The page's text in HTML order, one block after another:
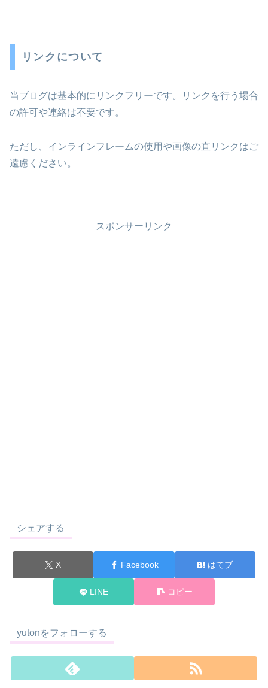
リンクについて
当ブログは基本的にリンクフリーです。リンクを行う場合
の許可や連絡は不要です。
ただし、インラインフレームの使用や画像の直リンクはご
遠慮ください。
スポンサーリンク
シェアする
X Facebook はてブ
LINE コピー
yutonをフォローする